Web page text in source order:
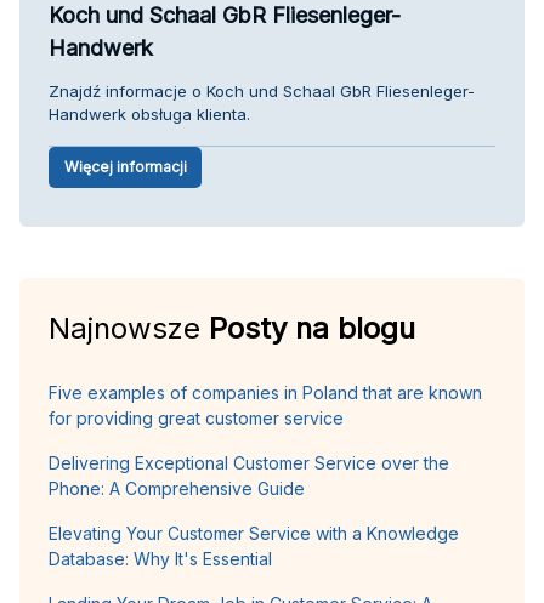
Koch und Schaal GbR Fliesenleger-
Handwerk
Znajdź informacje o Koch und Schaal GbR Fliesenleger-
Handwerk obsługa klienta.
Więcej informacji
Najnowsze Posty na blogu
Five examples of companies in Poland that are known
for providing great customer service
Delivering Exceptional Customer Service over the
Phone: A Comprehensive Guide
Elevating Your Customer Service with a Knowledge
Database: Why It's Essential